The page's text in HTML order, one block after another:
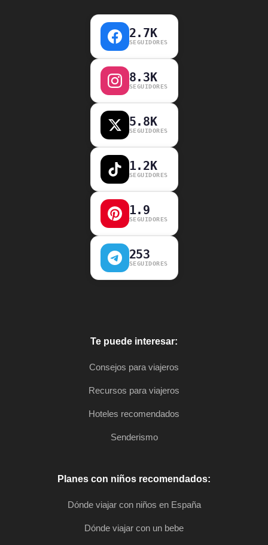
2.7K
SEGUIDORES
8.3K
SEGUIDORES
5.8K
SEGUIDORES
1.2K
SEGUIDORES
1.9
SEGUIDORES
253
SEGUIDORES
Te puede interesar:
Consejos para viajeros
Recursos para viajeros
Hoteles recomendados
Senderismo
Planes con niños recomendados:
Dónde viajar con niños en España
Dónde viajar con un bebe